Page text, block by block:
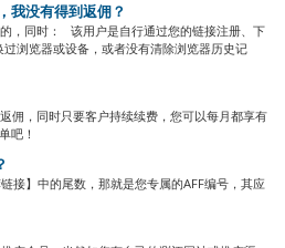
我没有得到返佣？
，同时： 该用户是自行通过您的链接注册、下
浏览器或设备，或者没有清除浏览器历史记
佣，同时只要客户持续续费，您可以每月都享有
吧！
接】中的尾数，那就是您专属的AFF编号，其应